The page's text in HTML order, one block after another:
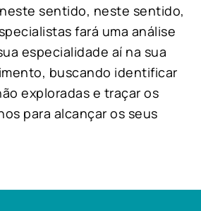
sentido, neste sentido,
fará uma análise
especialidade aí na sua
buscando identificar
exploradas e traçar os
para alcançar os seus